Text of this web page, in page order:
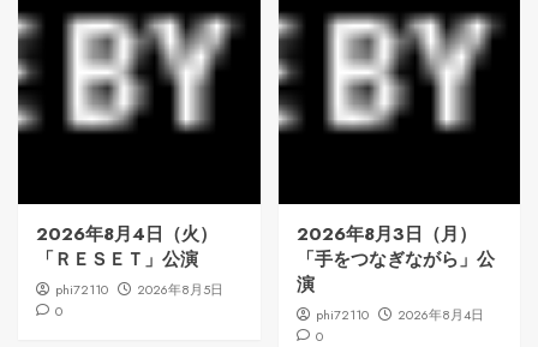
2026年8月4日（火）
「ＲＥＳＥＴ」公演
phi72110
2026年8月5日
0
2026年8月3日（月）
「手をつなぎながら」公
演
phi72110
2026年8月4日
0